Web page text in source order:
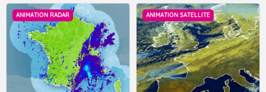
ANIMATION RADAR ANIMATION SATELLITE